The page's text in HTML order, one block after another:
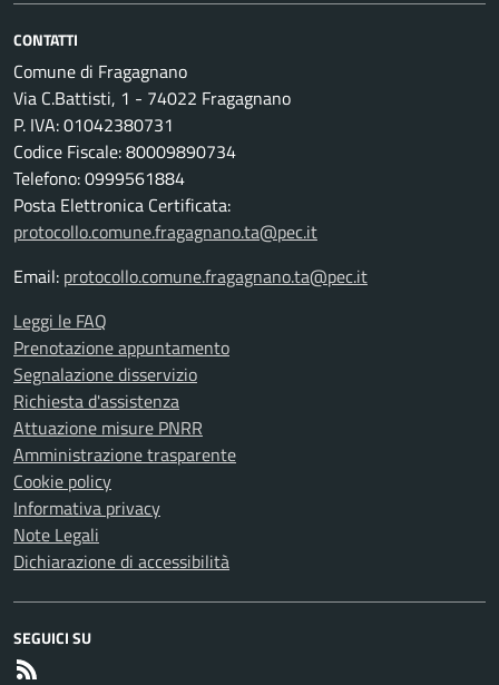
CONTATTI
Comune di Fragagnano
Via C.Battisti, 1 - 74022 Fragagnano
P. IVA: 01042380731
Codice Fiscale: 80009890734
Telefono: 0999561884
Posta Elettronica Certificata:
protocollo.comune.fragagnano.ta@pec.it
Email: protocollo.comune.fragagnano.ta@pec.it
Leggi le FAQ
Prenotazione appuntamento
Segnalazione disservizio
Richiesta d'assistenza
Attuazione misure PNRR
Amministrazione trasparente
Cookie policy
Informativa privacy
Note Legali
Dichiarazione di accessibilità
SEGUICI SU